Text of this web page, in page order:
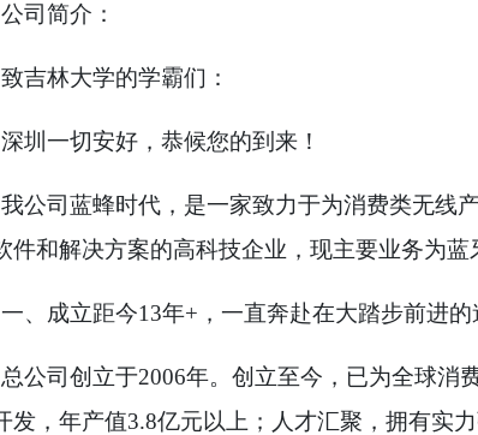
公司简介：
致吉林大学的学霸们：
深圳一切安好，恭候您的到来！
我公司蓝蜂时代，是一家致力于为消费类无线
件和解决方案的高科技企业，现主要业务为蓝
一、成立距今13年+ ，一直奔赴在大踏步前进的
总公司创立于2006年。创立至今，已为全球消
发，年产值3.8亿元以上；人才汇聚，拥有实